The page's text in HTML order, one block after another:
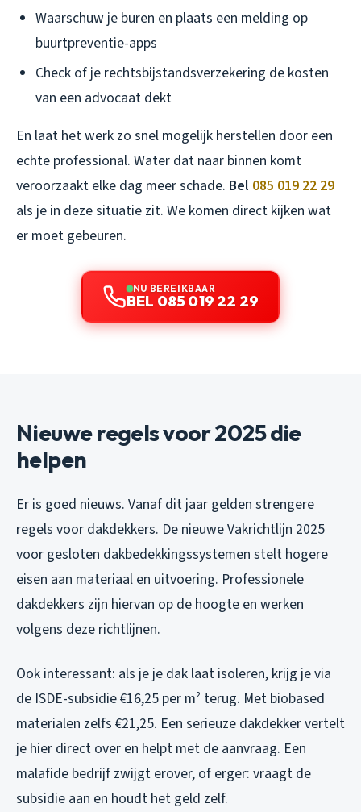
Waarschuw je buren en plaats een melding op
buurtpreventie-apps
Check of je rechtsbijstandsverzekering de kosten
van een advocaat dekt
En laat het werk zo snel mogelijk herstellen door een
echte professional. Water dat naar binnen komt
veroorzaakt elke dag meer schade. Bel 085 019 22 29
als je in deze situatie zit. We komen direct kijken wat
er moet gebeuren.
NU BEREIKBAAR
BEL 085 019 22 29
Nieuwe regels voor 2025 die
helpen
Er is goed nieuws. Vanaf dit jaar gelden strengere
regels voor dakdekkers. De nieuwe Vakrichtlijn 2025
voor gesloten dakbedekkingssystemen stelt hogere
eisen aan materiaal en uitvoering. Professionele
dakdekkers zijn hiervan op de hoogte en werken
volgens deze richtlijnen.
Ook interessant: als je je dak laat isoleren, krijg je via
de ISDE-subsidie €16,25 per m² terug. Met biobased
materialen zelfs €21,25. Een serieuze dakdekker vertelt
je hier direct over en helpt met de aanvraag. Een
malafide bedrijf zwijgt erover, of erger: vraagt de
subsidie aan en houdt het geld zelf.